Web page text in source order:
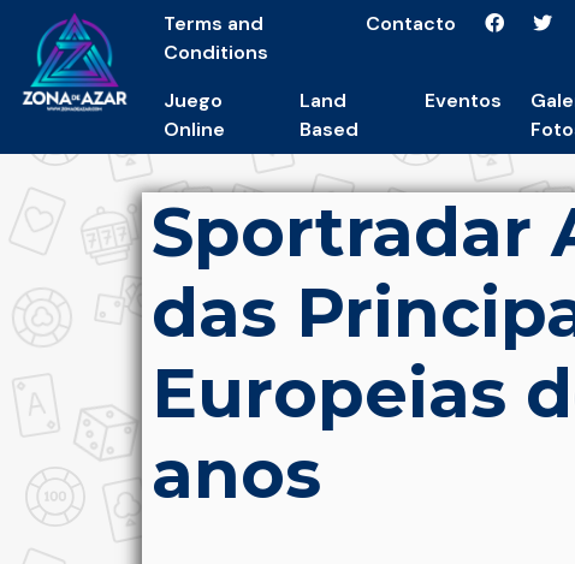
Terms and
Conditions
Contacto
Juego
Online
Land
Based
Eventos
Sportradar
das
Europeias
anos